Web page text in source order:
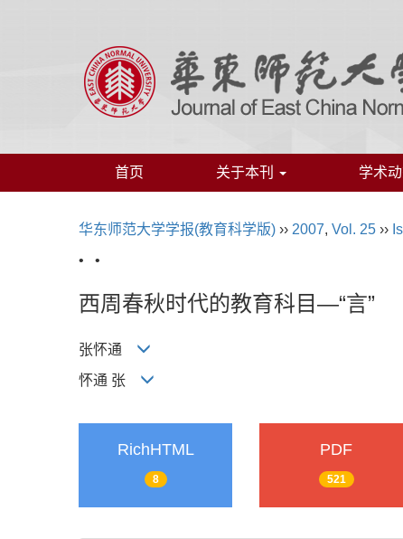
首页 关于本刊 学术
华东师范大学学报(教育科学版) ›› 2007, Vol. 25 ››
• •
西周春秋时代的教育科目—“言”
张怀通
怀通 张
RichHTML
8
PDF
521